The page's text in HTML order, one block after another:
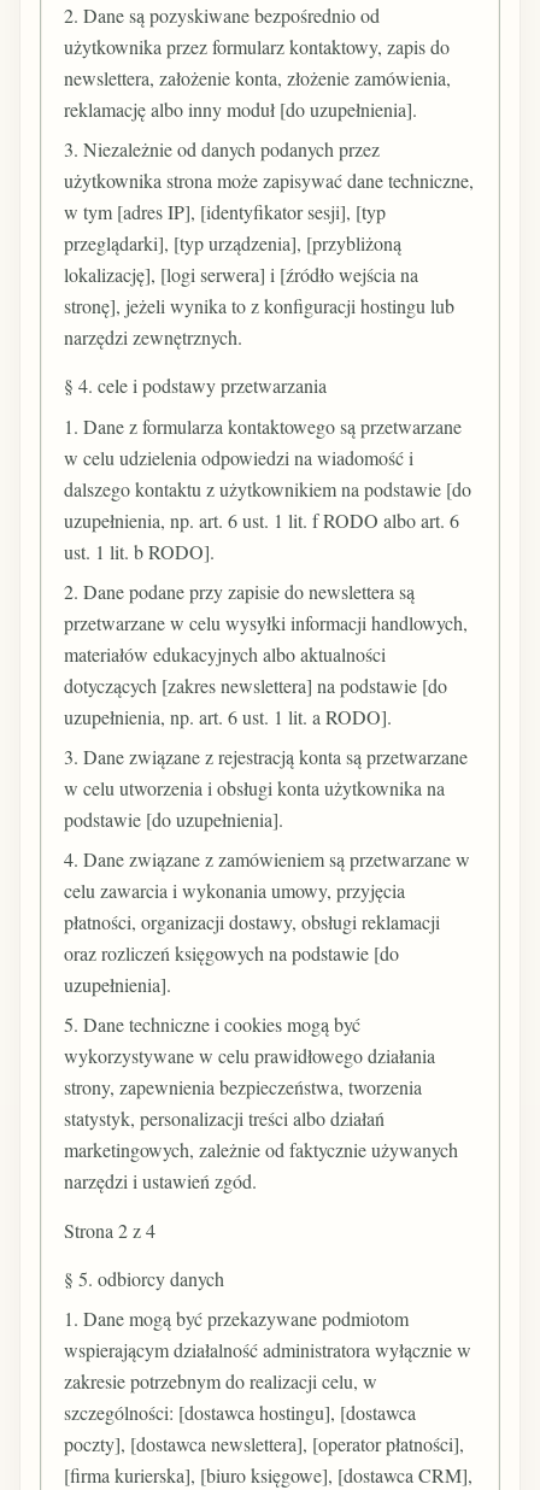
2. Dane są pozyskiwane bezpośrednio od
użytkownika przez formularz kontaktowy, zapis do
newslettera, założenie konta, złożenie zamówienia,
reklamację albo inny moduł [do uzupełnienia].
3. Niezależnie od danych podanych przez
użytkownika strona może zapisywać dane techniczne,
w tym [adres IP], [identyfikator sesji], [typ
przeglądarki], [typ urządzenia], [przybliżoną
lokalizację], [logi serwera] i [źródło wejścia na
stronę], jeżeli wynika to z konfiguracji hostingu lub
narzędzi zewnętrznych.
§ 4. cele i podstawy przetwarzania
1. Dane z formularza kontaktowego są przetwarzane
w celu udzielenia odpowiedzi na wiadomość i
dalszego kontaktu z użytkownikiem na podstawie [do
uzupełnienia, np. art. 6 ust. 1 lit. f RODO albo art. 6
ust. 1 lit. b RODO].
2. Dane podane przy zapisie do newslettera są
przetwarzane w celu wysyłki informacji handlowych,
materiałów edukacyjnych albo aktualności
dotyczących [zakres newslettera] na podstawie [do
uzupełnienia, np. art. 6 ust. 1 lit. a RODO].
3. Dane związane z rejestracją konta są przetwarzane
w celu utworzenia i obsługi konta użytkownika na
podstawie [do uzupełnienia].
4. Dane związane z zamówieniem są przetwarzane w
celu zawarcia i wykonania umowy, przyjęcia
płatności, organizacji dostawy, obsługi reklamacji
oraz rozliczeń księgowych na podstawie [do
uzupełnienia].
5. Dane techniczne i cookies mogą być
wykorzystywane w celu prawidłowego działania
strony, zapewnienia bezpieczeństwa, tworzenia
statystyk, personalizacji treści albo działań
marketingowych, zależnie od faktycznie używanych
narzędzi i ustawień zgód.
Strona 2 z 4
§ 5. odbiorcy danych
1. Dane mogą być przekazywane podmiotom
wspierającym działalność administratora wyłącznie w
zakresie potrzebnym do realizacji celu, w
szczególności: [dostawca hostingu], [dostawca
poczty], [dostawca newslettera], [operator płatności],
[firma kurierska], [biuro księgowe], [dostawca CRM],